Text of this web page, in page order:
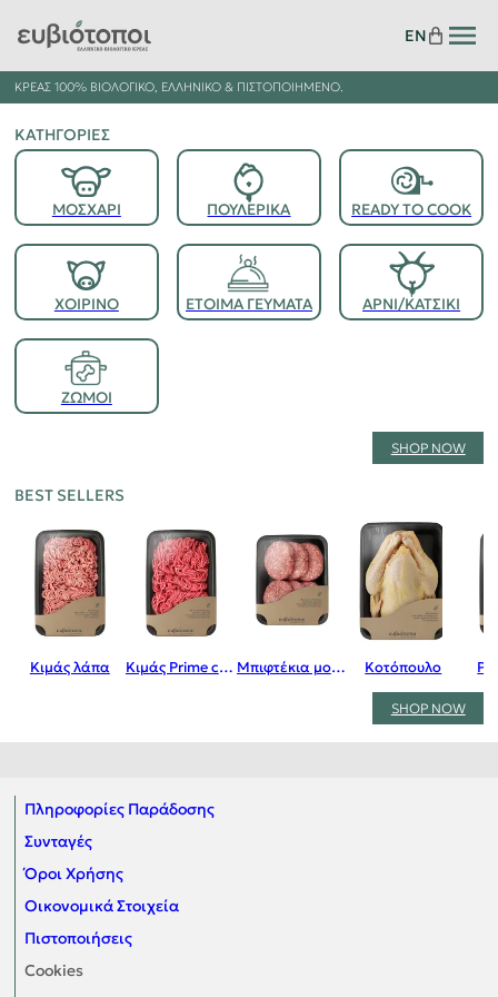
EN
ΚΡΈΑΣ 100% ΒΙΟΛΟΓΙΚΌ, ΕΛΛΗΝΙΚΌ & ΠΙΣΤΟΠΟΙΗΜΈΝΟ.
ΚΑΤΗΓΟΡΊΕΣ
ΜΟΣΧΑΡΙ ΠΟΥΛΕΡΙΚΑ READY TO COOK
ΧΟΙΡΙΝΟ ΕΤΟΙΜΑ ΓΕΥΜΑΤΑ ΑΡΝΙ/ΚΑΤΣΙΚΙ
ΖΩΜΟΙ
SHOP NOW
BEST SELLERS
Κιμάς λάπα Κιμάς Prime cuts Μπιφτέκια μοσχαρίσια Κοτόπουλο
SHOP NOW
Πληροφορίες Παράδοσης
Συνταγές
Όροι Χρήσης
Οικονομικά Στοιχεία
Πιστοποιήσεις
Cookies